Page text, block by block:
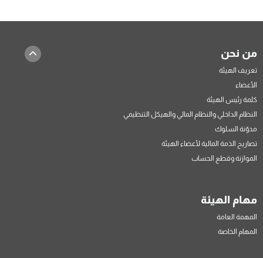
من نحن
تعريف الهيئة
الأعضاء
كلمة رئيس الهيئة
النظام الداخلي والنظام المالي والهيكل التنظيمي
مدوّنة السلوك
تصاريح الذمة المالية لأعضاء الهيئة
الموازنة وقطع الحساب
مهام الهيئة
المهمة العامة
المهام الخاصة